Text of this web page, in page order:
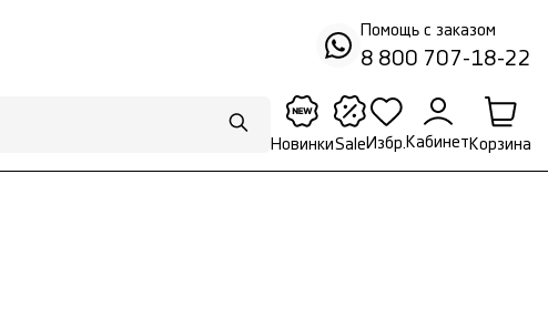
Помощь с заказом
8 800 707-18-22
НовинкиSale Избр. Кабинет Корзина